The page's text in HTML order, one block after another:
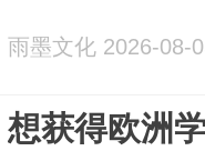
雨墨文化 2026-08-
想获得欧洲